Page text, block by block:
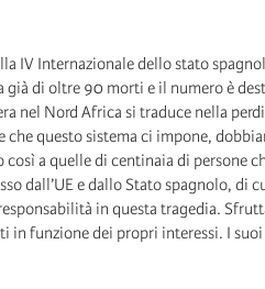
IV Internazionale dello stato
già di oltre 90 morti e il numero è
nel Nord Africa si traduce nella
che questo sistema ci impone,
a quelle di centinaia di persone
dall’UE e dallo Stato spagnolo,
in questa tragedia.
funzione dei propri interessi. I suoi